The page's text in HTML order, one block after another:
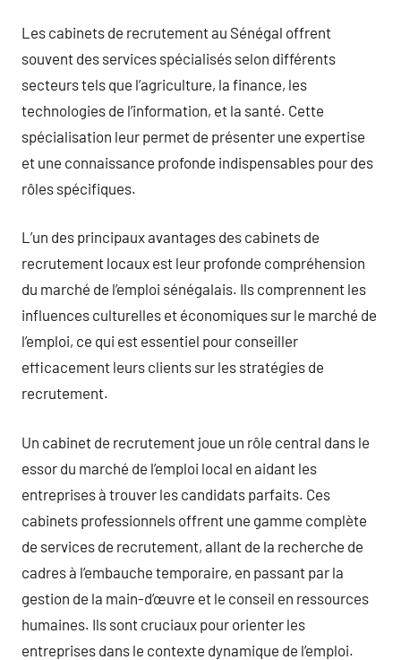
Les cabinets de recrutement au Sénégal offrent
souvent des services spécialisés selon différents
secteurs tels que l’agriculture, la finance, les
technologies de l’information, et la santé. Cette
spécialisation leur permet de présenter une expertise
et une connaissance profonde indispensables pour des
rôles spécifiques.
L’un des principaux avantages des cabinets de
recrutement locaux est leur profonde compréhension
du marché de l’emploi sénégalais. Ils comprennent les
influences culturelles et économiques sur le marché de
l’emploi, ce qui est essentiel pour conseiller
efficacement leurs clients sur les stratégies de
recrutement.
Un cabinet de recrutement joue un rôle central dans le
essor du marché de l’emploi local en aidant les
entreprises à trouver les candidats parfaits. Ces
cabinets professionnels offrent une gamme complète
de services de recrutement, allant de la recherche de
cadres à l’embauche temporaire, en passant par la
gestion de la main-d’œuvre et le conseil en ressources
humaines. Ils sont cruciaux pour orienter les
entreprises dans le contexte dynamique de l’emploi.